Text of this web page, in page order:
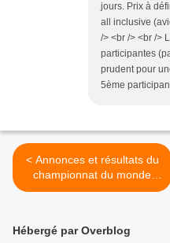
jours. Prix à
all inclusive
/> <br /> <br />
participantes
prudent pour
5ème
< Annonces et résultats du
championnat du monde
AIDA 2012
Hébergé par Overblog